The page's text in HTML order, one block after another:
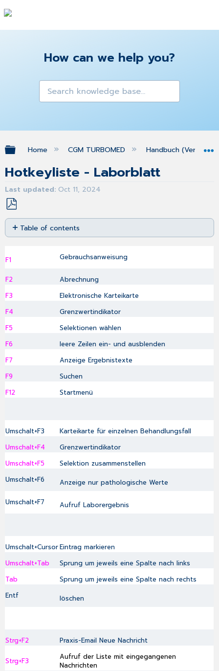
How can we help you?
Expand/collapse global hierarchy
Home CGM TURBOMED Handbuch (Version
Hotkeyliste - Laborblatt
Last updated Oct 11, 2024
Save
as
PDF
Table of contents
No
F1 Gebrauchsanweisung
F2
Abrechnung
F3
Elektronische Karteikarte
F4
Grenzwertindikator
F5
Selektionen wählen
F6
leere Zeilen ein- und ausblenden
F7
Anzeige Ergebnistexte
F9
Suchen
F12
Startmenü
Umschalt+F3
Karteikarte für einzelnen Behandlungsfall
Umschalt+F4
Grenzwertindikator
Umschalt+F5
Selektion zusammenstellen
Umschalt+F6
Anzeige nur pathologische Werte
Umschalt+F7 Aufruf Laborergebnis
Umschalt+CursorEintrag markieren
Umschalt+Tab
Sprung um jeweils eine Spalte nach links
Tab
Sprung um jeweils eine Spalte nach rechts
Entf
löschen
Strg+F2 Praxis-Email Neue Nachricht
Strg+F3
Aufruf der Liste mit eingegangenen
Nachrichten